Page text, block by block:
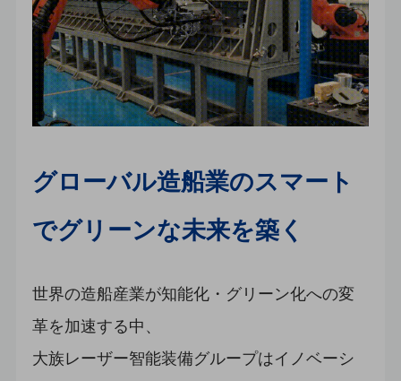
グローバル造船業のスマート
でグリーンな未来を築く
世界の造船産業が知能化・グリーン化への変
革を加速する中、
大族レーザー智能装備グループはイノベーシ